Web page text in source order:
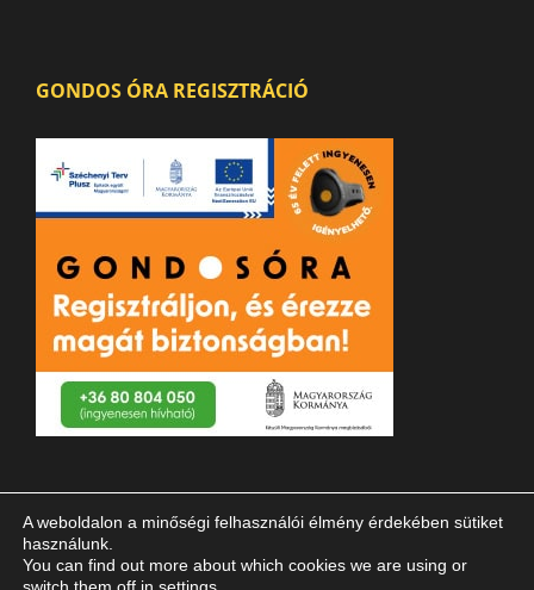
GONDOS ÓRA REGISZTRÁCIÓ
A weboldalon a minőségi felhasználói élmény érdekében sütiket
használunk.
You can find out more about which cookies we are using or